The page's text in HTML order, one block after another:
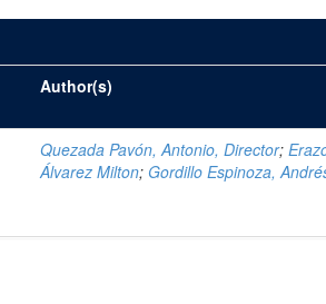
Author(s)
Quezada Pavón, Antonio, Director;
Álvarez Milton; Gordillo Espinoza,